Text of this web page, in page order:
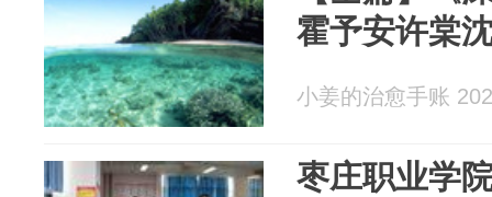
霍予安许棠
小姜的治愈手账
枣庄职业学